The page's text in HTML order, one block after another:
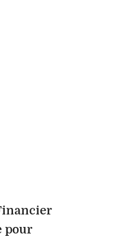
pour